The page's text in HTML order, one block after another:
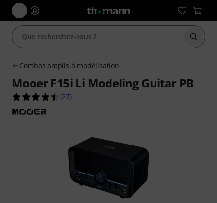
Combos amplis à modélisation
Mooer F15i Li Modeling Guitar PB
4.4 étoiles sur 5 d'après 27 évaluations clients
(27)